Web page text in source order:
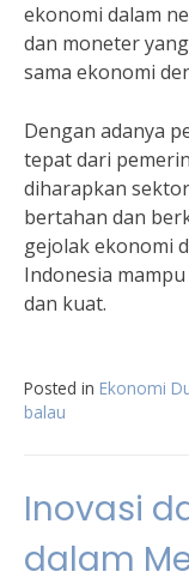
ekonomi dalam
dan moneter
sama ekonomi
Dengan adanya
tepat dari
diharapkan
bertahan dan
gejolak ekonomi
Indonesia
dan kuat.
Posted in Ekonomi
balau
Inovasi
dalam